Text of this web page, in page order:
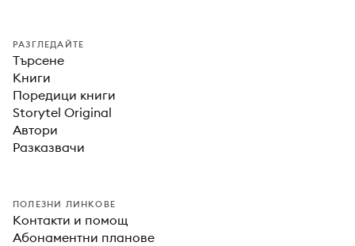
РАЗГЛЕДАЙТЕ
Търсене
Книги
Поредици книги
Storytel Original
Автори
Разказвачи
ПОЛЕЗНИ ЛИНКОВЕ
Контакти и помощ
Абонаментни планове